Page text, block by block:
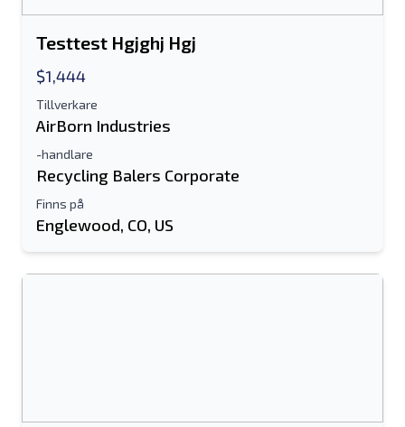
Testtest Hgjghj Hgj
$1,444
Tillverkare
AirBorn Industries
-handlare
Recycling Balers Corporate
Finns på
Englewood, CO, US
Skicka till en vän
Antingen e-postadress eller fält för